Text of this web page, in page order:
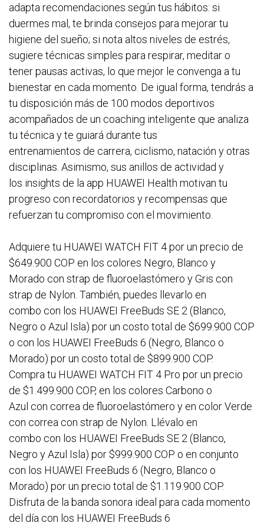
adapta recomendaciones según tus hábitos: si
duermes mal, te brinda consejos para mejorar tu
higiene del sueño; si nota altos niveles de estrés,
sugiere técnicas simples para respirar, meditar o
tener pausas activas, lo que mejor le convenga a tu
bienestar en cada momento. De igual forma, tendrás a
tu disposición más de 100 modos deportivos
acompañados de un coaching inteligente que analiza
tu técnica y te guiará durante tus
entrenamientos de carrera, ciclismo, natación y otras
disciplinas. Asimismo, sus anillos de actividad y
los insights de la app HUAWEI Health motivan tu
progreso con recordatorios y recompensas que
refuerzan tu compromiso con el movimiento.
Adquiere tu HUAWEI WATCH FIT 4 por un precio de
$649.900 COP en los colores Negro, Blanco y
Morado con strap de fluoroelastómero y Gris con
strap de Nylon. También, puedes llevarlo en
combo con los HUAWEI FreeBuds SE 2 (Blanco,
Negro o Azul Isla) por un costo total de $699.900 COP
o con los HUAWEI FreeBuds 6 (Negro, Blanco o
Morado) por un costo total de $899.900 COP.
Compra tu HUAWEI WATCH FIT 4 Pro por un precio
de $1.499.900 COP, en los colores Carbono o
Azul con correa de fluoroelastómero y en color Verde
con correa con strap de Nylon. Llévalo en
combo con los HUAWEI FreeBuds SE 2 (Blanco,
Negro y Azul Isla) por $999.900 COP o en conjunto
con los HUAWEI FreeBuds 6 (Negro, Blanco o
Morado) por un precio total de $1.119.900 COP.
Disfruta de la banda sonora ideal para cada momento
del día con los HUAWEI FreeBuds 6